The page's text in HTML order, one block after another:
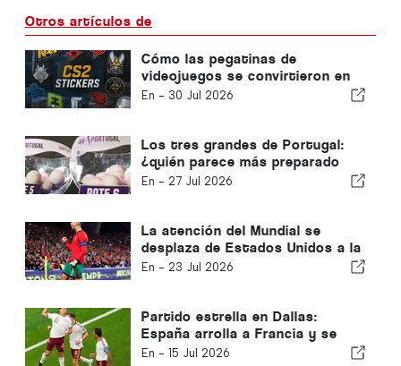
Otros artículos de
Cómo las pegatinas de
videojuegos se convirtieron en
una fuente de ingresos para los
En - 30 Jul 2026
Los tres grandes de Portugal:
¿quién parece más preparado
para la nueva temporada?
En - 27 Jul 2026
La atención del Mundial se
desplaza de Estados Unidos a la
Península Ibérica
En - 23 Jul 2026
Partido estrella en Dallas:
España arrolla a Francia y se
clasifica para la final del Mundial
En - 15 Jul 2026